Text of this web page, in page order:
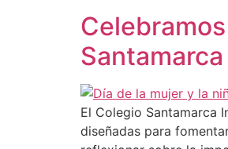
El Colegio Santamarca
diseñadas para